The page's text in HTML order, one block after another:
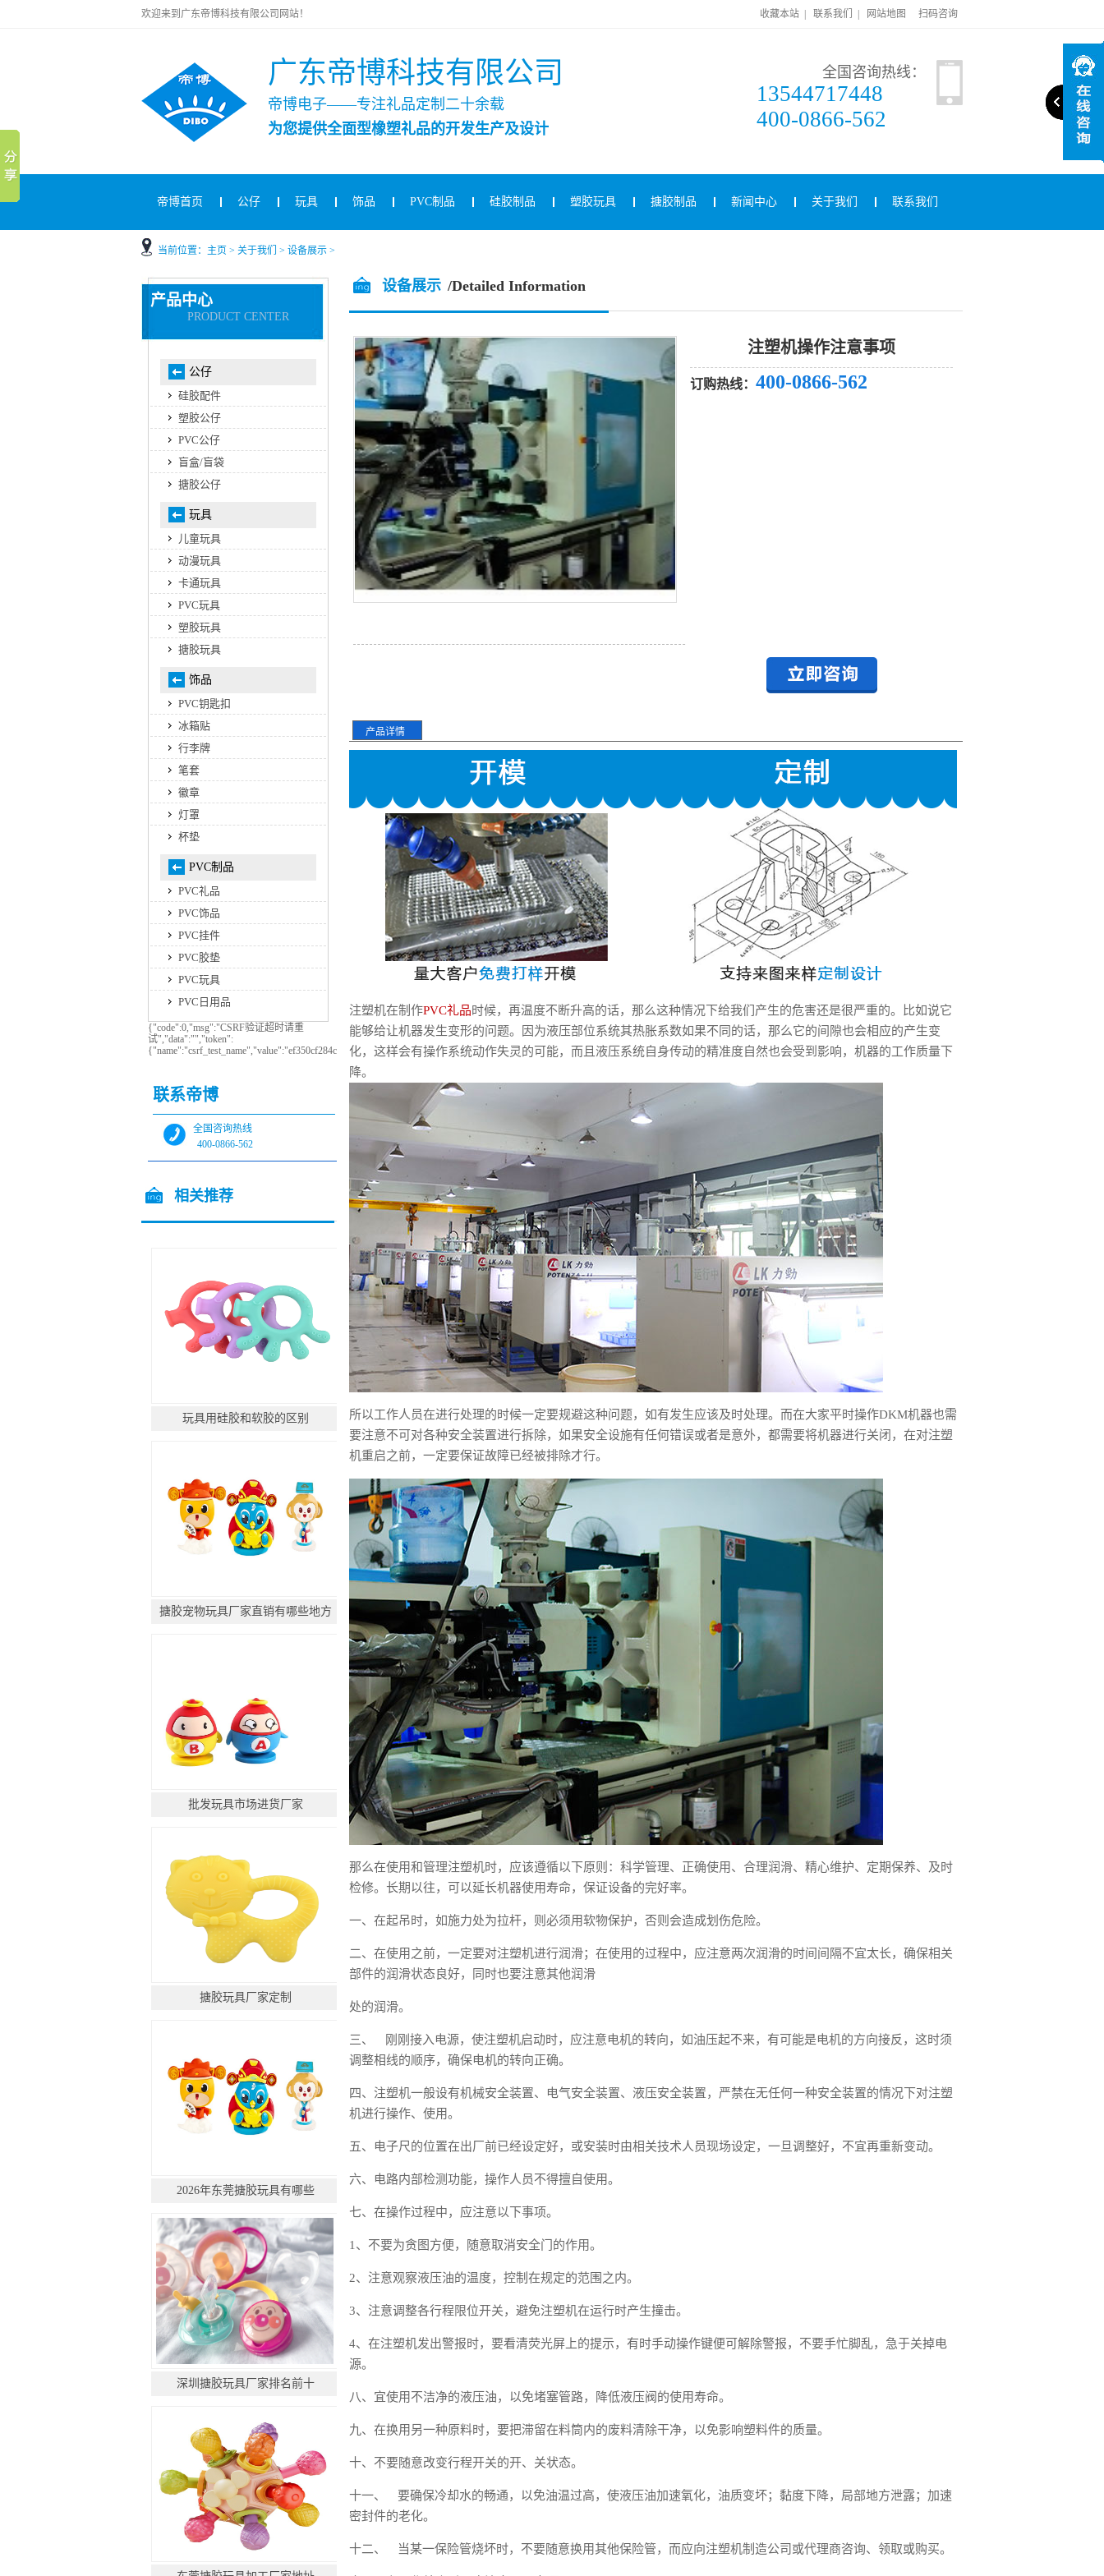
收藏本站 联系我们 网站地图 扫码咨询
欢迎来到广东帝博科技有限公司网站！
广东帝博科技有限公司
帝博电子——专注礼品定制二十余载
为您提供全面型橡塑礼品的开发生产及设计
全国咨询热线：
13544717448
400-0866-562
帝博首页 公仔 玩具 饰品 PVC制品 硅胶制品 塑胶玩具 搪胶制品 新闻中心 关于我们 联系我们
当前位置： 主页 > 关于我们 > 设备展示 >
设备展示 /Detailed Information
注塑机操作注意事项
订购热线： 400-0866-562
产品详情
注塑机在制作PVC礼品时候，再温度不断升高的话，那么这种情况下给我们产生的危害还是很严重的。比如说它
能够给让机器发生变形的问题。因为液压部位系统其热胀系数如果不同的话，那么它的间隙也会相应的产生变
化，这样会有操作系统动作失灵的可能，而且液压系统自身传动的精准度自然也会受到影响，机器的工作质量下
降。
所以工作人员在进行处理的时候一定要规避这种问题，如有发生应该及时处理。而在大家平时操作DKM机器也需
要注意不可对各种安全装置进行拆除，如果安全设施有任何错误或者是意外，都需要将机器进行关闭，在对注塑
机重启之前，一定要保证故障已经被排除才行。
那么在使用和管理注塑机时，应该遵循以下原则：科学管理、正确使用、合理润滑、精心维护、定期保养、及时
检修。长期以往，可以延长机器使用寿命，保证设备的完好率。
一、在起吊时，如施力处为拉杆，则必须用软物保护，否则会造成划伤危险。
二、在使用之前，一定要对注塑机进行润滑；在使用的过程中，应注意两次润滑的时间间隔不宜太长，确保相关
部件的润滑状态良好，同时也要注意其他润滑
处的润滑。
三、 刚刚接入电源，使注塑机启动时，应注意电机的转向，如油压起不来，有可能是电机的方向接反，这时须
调整相线的顺序，确保电机的转向正确。
四、注塑机一般设有机械安全装置、电气安全装置、液压安全装置，严禁在无任何一种安全装置的情况下对注塑
机进行操作、使用。
五、电子尺的位置在出厂前已经设定好，或安装时由相关技术人员现场设定，一旦调整好，不宜再重新变动。
六、电路内部检测功能，操作人员不得擅自使用。
七、在操作过程中，应注意以下事项。
1、不要为贪图方便，随意取消安全门的作用。
2、注意观察液压油的温度，控制在规定的范围之内。
3、注意调整各行程限位开关，避免注塑机在运行时产生撞击。
4、在注塑机发出警报时，要看清荧光屏上的提示，有时手动操作键便可解除警报，不要手忙脚乱，急于关掉电
源。
八、宜使用不洁净的液压油，以免堵塞管路，降低液压阀的使用寿命。
九、在换用另一种原料时，要把滞留在料筒内的废料清除干净，以免影响塑料件的质量。
十、不要随意改变行程开关的开、关状态。
十一、 要确保冷却水的畅通，以免油温过高，使液压油加速氧化，油质变坏；黏度下降，局部地方泄露；加速
密封件的老化。
十二、 当某一保险管烧坏时，不要随意换用其他保险管，而应向注塑机制造公司或代理商咨询、领取或购买。
产品中心
PRODUCT CENTER
公仔
硅胶配件
塑胶公仔
PVC公仔
盲盒/盲袋
搪胶公仔
玩具
儿童玩具
动漫玩具
卡通玩具
PVC玩具
塑胶玩具
搪胶玩具
饰品
PVC钥匙扣
冰箱贴
行李牌
笔套
徽章
灯罩
杯垫
PVC制品
PVC礼品
PVC饰品
PVC挂件
PVC胶垫
PVC玩具
PVC日用品
{"code":0,"msg":"CSRF验证超时请重
试","data":"","token":
{"name":"csrf_test_name","value":"ef350cf284c210b51d7a817e49842c6d"}}
联系帝博
全国咨询热线
400-0866-562
13544717448
相关推荐
玩具用硅胶和软胶的区别
搪胶宠物玩具厂家直销有哪些地方
批发玩具市场进货厂家
搪胶玩具厂家定制
2026年东莞搪胶玩具有哪些
深圳搪胶玩具厂家排名前十